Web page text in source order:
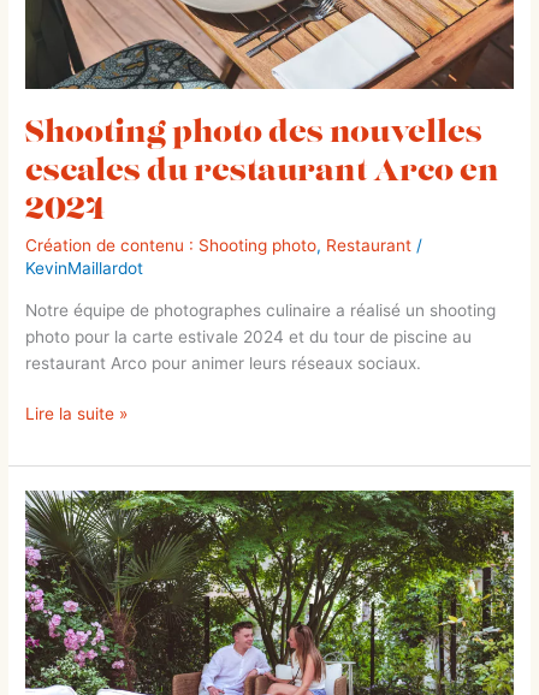
Shooting photo des nouvelles
escales du restaurant Arco en
2024
Création de contenu : Shooting photo, Restaurant /
KevinMaillardot
Notre équipe de photographes culinaire a réalisé un shooting
photo pour la carte estivale 2024 et du tour de piscine au
restaurant Arco pour animer leurs réseaux sociaux.
2024
Lire la suite »
Shooting
photo
et
vidéo
pour
L’hôtel
La
Villa